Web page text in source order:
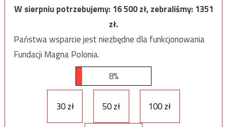
W sierpniu potrzebujemy:16 500zł, zebraliśmy:1351
zł.
Państwa wsparcie jest niezbędne dla funkcjonowania
Fundacji Magna Polonia.
8%
30 zł 50 zł 100 zł